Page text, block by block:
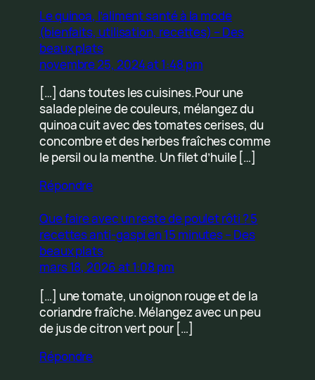
Le quinoa, l’aliment santé à la mode
(bienfaits, utilisation, recettes) – Des
beaux plats
novembre 25, 2024 at 1:48 pm
[…] dans toutes les cuisines.Pour une
salade pleine de couleurs, mélangez du
quinoa cuit avec des tomates cerises, du
concombre et des herbes fraîches comme
le persil ou la menthe. Un filet d’huile […]
Répondre
Que faire avec un reste de poulet rôti ? 5
recettes anti-gaspi en 15 minutes – Des
beaux plats
mars 18, 2026 at 1:08 pm
[…] une tomate, un oignon rouge et de la
coriandre fraîche. Mélangez avec un peu
de jus de citron vert pour […]
Répondre